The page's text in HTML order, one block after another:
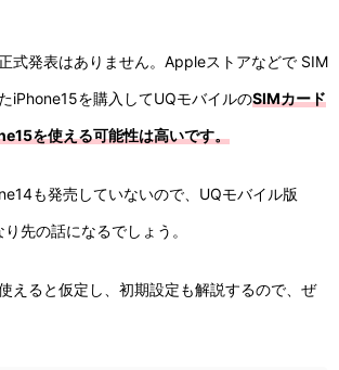
式発表はありません。Appleストアなどで SIM
iPhone15を購入してUQモバイルのSIMカード
を使える可能性は高いです。
も発売していないので、UQモバイル版
先の話になるでしょう。
えると仮定し、初期設定も解説するので、ぜ